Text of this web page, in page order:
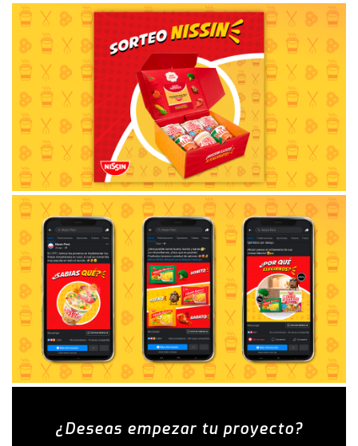
¿Deseas empezar tu proyecto?